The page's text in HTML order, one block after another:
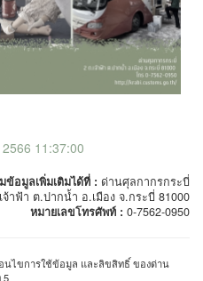
11:37:00
ข้อมูลเพิ่มเติมได้ที่ : ด่านศุลกากรกระบี่
จ้าฟ้า ต.ปากน้ำ อ.เมือง จ.กระบี่ 81000
หมายเลขโทรศัพท์ : 0-7562-0950
นไขการใช้ข้อมูล และลิขสิทธิ์ ของด่าน
5